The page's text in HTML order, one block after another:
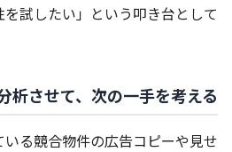
試したい」という叩き台として
させて、次の一手を考える
る競合物件の広告コピーや見せ